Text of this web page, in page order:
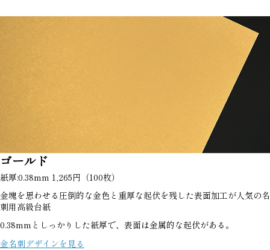
ゴールド
紙厚:0.38mm 1,265円（100枚）
金塊を思わせる圧倒的な金色と重厚な起伏を残した表面加工が人気の名
刺用高級台紙
0.38mmとしっかりした紙厚で、表面は金属的な起伏がある。
金名刺デザインを見る